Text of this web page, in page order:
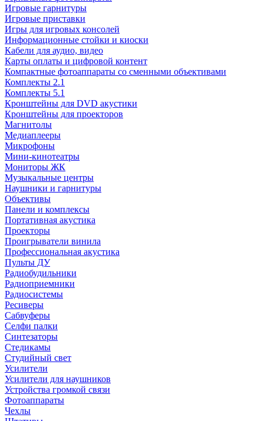
Игровые гарнитуры
Игровые приставки
Игры для игровых консолей
Информационные стойки и киоски
Кабели для аудио, видео
Карты оплаты и цифровой контент
Компактные фотоаппараты со сменными объективами
Комплекты 2.1
Комплекты 5.1
Кронштейны для DVD акустики
Кронштейны для проекторов
Магнитолы
Медиаплееры
Микрофоны
Мини-кинотеатры
Мониторы ЖК
Музыкальные центры
Наушники и гарнитуры
Объективы
Панели и комплексы
Портативная акустика
Проекторы
Проигрыватели винила
Профессиональная акустика
Пульты ДУ
Радиобудильники
Радиоприемники
Радиосистемы
Ресиверы
Сабвуферы
Селфи палки
Синтезаторы
Стедикамы
Студийный свет
Усилители
Усилители для наушников
Устройства громкой связи
Фотоаппараты
Чехлы